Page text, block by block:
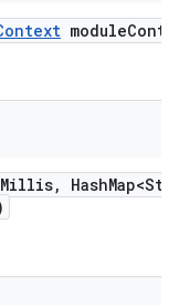
module
Millis, Hash